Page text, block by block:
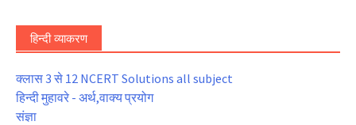
हिन्दी व्याकरण
क्लास 3 से 12 NCERT Solutions all subject
हिन्दी मुहावरे - अर्थ,वाक्य प्रयोग
संज्ञा